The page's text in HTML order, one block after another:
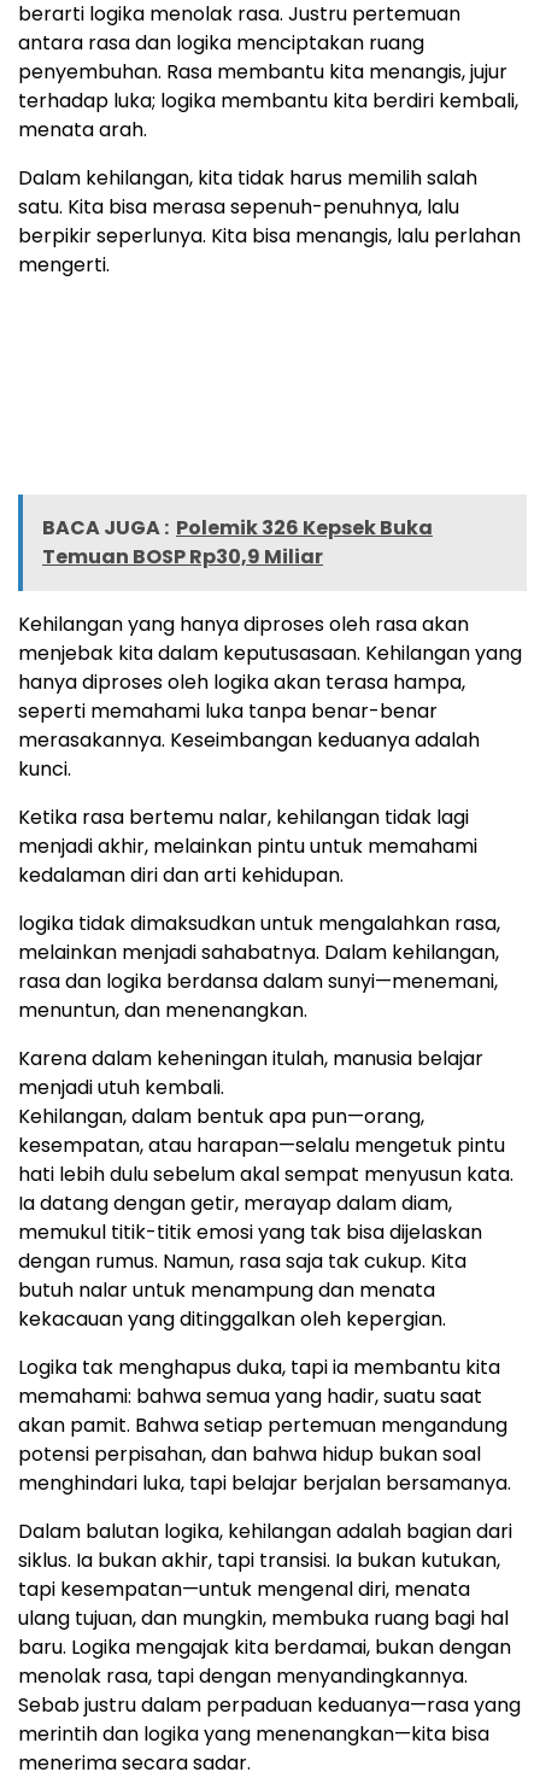
berarti logika menolak rasa. Justru pertemuan
antara rasa dan logika menciptakan ruang
penyembuhan. Rasa membantu kita menangis, jujur
terhadap luka; logika membantu kita berdiri kembali,
menata arah.
Dalam kehilangan, kita tidak harus memilih salah
satu. Kita bisa merasa sepenuh-penuhnya, lalu
berpikir seperlunya. Kita bisa menangis, lalu perlahan
mengerti.
BACA JUGA : Polemik 326 Kepsek Buka
Temuan BOSP Rp30,9 Miliar
Kehilangan yang hanya diproses oleh rasa akan
menjebak kita dalam keputusasaan. Kehilangan yang
hanya diproses oleh logika akan terasa hampa,
seperti memahami luka tanpa benar-benar
merasakannya. Keseimbangan keduanya adalah
kunci.
Ketika rasa bertemu nalar, kehilangan tidak lagi
menjadi akhir, melainkan pintu untuk memahami
kedalaman diri dan arti kehidupan.
logika tidak dimaksudkan untuk mengalahkan rasa,
melainkan menjadi sahabatnya. Dalam kehilangan,
rasa dan logika berdansa dalam sunyi—menemani,
menuntun, dan menenangkan.
Karena dalam keheningan itulah, manusia belajar
menjadi utuh kembali.
Kehilangan, dalam bentuk apa pun—orang,
kesempatan, atau harapan—selalu mengetuk pintu
hati lebih dulu sebelum akal sempat menyusun kata.
Ia datang dengan getir, merayap dalam diam,
memukul titik-titik emosi yang tak bisa dijelaskan
dengan rumus. Namun, rasa saja tak cukup. Kita
butuh nalar untuk menampung dan menata
kekacauan yang ditinggalkan oleh kepergian.
Logika tak menghapus duka, tapi ia membantu kita
memahami: bahwa semua yang hadir, suatu saat
akan pamit. Bahwa setiap pertemuan mengandung
potensi perpisahan, dan bahwa hidup bukan soal
menghindari luka, tapi belajar berjalan bersamanya.
Dalam balutan logika, kehilangan adalah bagian dari
siklus. Ia bukan akhir, tapi transisi. Ia bukan kutukan,
tapi kesempatan—untuk mengenal diri, menata
ulang tujuan, dan mungkin, membuka ruang bagi hal
baru. Logika mengajak kita berdamai, bukan dengan
menolak rasa, tapi dengan menyandingkannya.
Sebab justru dalam perpaduan keduanya—rasa yang
merintih dan logika yang menenangkan—kita bisa
menerima secara sadar.